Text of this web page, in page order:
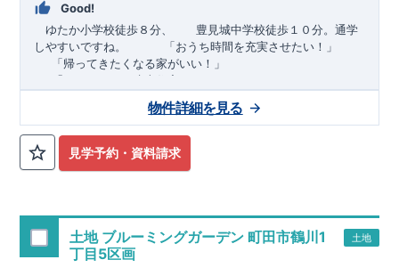
Good!
ゆたか小学校徒歩８分、 豊見城中学校徒歩１０分。通学
しやすいですね。
「おうち時間を充実させたい！」
「帰ってきたくなる家がいい！」
「おしゃれなら建売住宅もありかも！」
TEL:098-860-2201（火・水曜日定休日、年末年始休み）
■オプションではありません！全棟標準搭載
ム・ガス衣類乾燥機・食洗器・宅配ボックス・玄関電子キー・
成材にヒノキを使用しております！
■長期優良住宅もっと詳しく
「いい家を作って、きちんと手
見学予約・資料請求
物件詳細を見る
土地 ブルーミングガーデン 町田市鶴川1
丁目5区画
土地